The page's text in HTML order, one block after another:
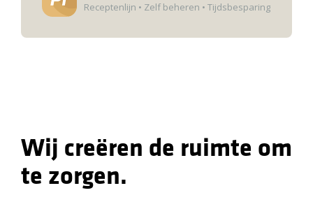
Receptenlijn • Zelf beheren • Tijdsbesparing
Wij creëren de ruimte om
te zorgen.